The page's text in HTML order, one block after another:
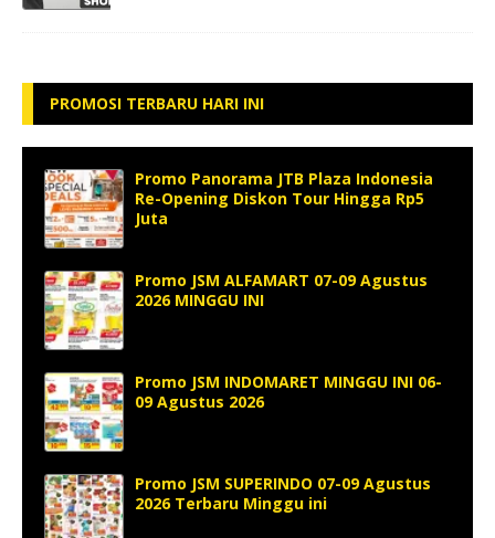
PROMOSI TERBARU HARI INI
Promo Panorama JTB Plaza Indonesia
Re-Opening Diskon Tour Hingga Rp5
Juta
Promo JSM ALFAMART 07-09 Agustus
2026 MINGGU INI
Promo JSM INDOMARET MINGGU INI 06-
09 Agustus 2026
Promo JSM SUPERINDO 07-09 Agustus
2026 Terbaru Minggu ini